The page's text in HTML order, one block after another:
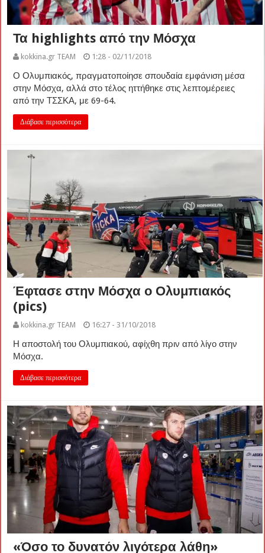
Τα highlights από την Μόσχα
kokkina.gr TEAM 1:28 - 02/11/2018
Ο Ολυμπιακός, πραγματοποίησε σπουδαία εμφάνιση μέσα
στην Μόσχα, αλλά στο τέλος ηττήθηκε στις λεπτομέρειες
από την ΤΣΣΚΑ, με 69-64.
Διάβασε περισσότερα
Έφτασε στην Μόσχα ο Ολυμπιακός
(pics)
kokkina.gr TEAM 16:27 - 31/10/2018
Η αποστολή του Ολυμπιακού, αφίχθη πριν από λίγο στην
Μόσχα.
Διάβασε περισσότερα
«Όσο το δυνατόν λιγότερα λάθη»